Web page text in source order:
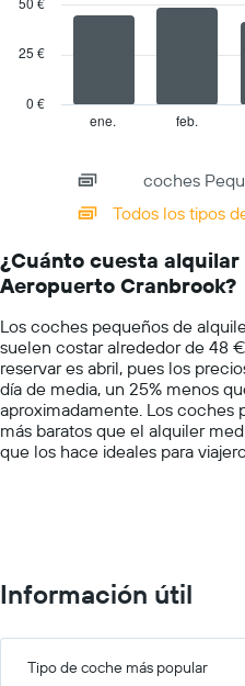
muestra
precio
alquiler
coches
las
compañías
series.
The
categories.
categories.
The
has
1
Y
axis
displaying
values.
Range:
ene. feb.
0 €
25 €
coches
Todos los tipos
¿Cuánto cuesta
Aeropuerto Cranbrook?
Los coches pequeños de
suelen costar alrededor de 48
reservar es abril, pues los
día de media, un 25% menos
aproximadamente. Los coches
más baratos que el alquiler
que los hace ideales para
Información útil
Tipo de coche más popular